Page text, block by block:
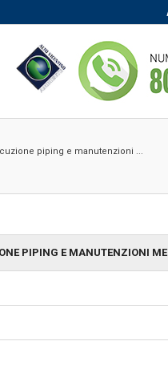
piping e manutenzioni ...
PIPING E MANUTENZIONI